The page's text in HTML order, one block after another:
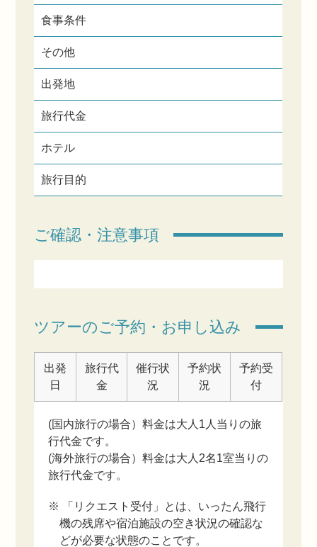
食事条件
その他
出発地
旅行代金
ホテル
旅行目的
ご確認・注意事項
ツアーのご予約・お申し込み
出発
日
旅行代
金
催行状
況
予約状
況
予約受
付
(国内旅行の場合）料金は大人1人当りの旅
行代金です。
(海外旅行の場合）料金は大人2名1室当りの
旅行代金です。
※ 「リクエスト受付」とは、いったん飛行
機の残席や宿泊施設の空き状況の確認な
どが必要な状態のことです。